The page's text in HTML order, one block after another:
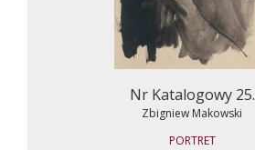
Nr Katalogowy 25.
Zbigniew Makowski
PORTRET